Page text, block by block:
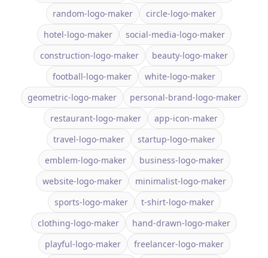
random-logo-maker
circle-logo-maker
hotel-logo-maker
social-media-logo-maker
construction-logo-maker
beauty-logo-maker
football-logo-maker
white-logo-maker
geometric-logo-maker
personal-brand-logo-maker
restaurant-logo-maker
app-icon-maker
travel-logo-maker
startup-logo-maker
emblem-logo-maker
business-logo-maker
website-logo-maker
minimalist-logo-maker
sports-logo-maker
t-shirt-logo-maker
clothing-logo-maker
hand-drawn-logo-maker
playful-logo-maker
freelancer-logo-maker